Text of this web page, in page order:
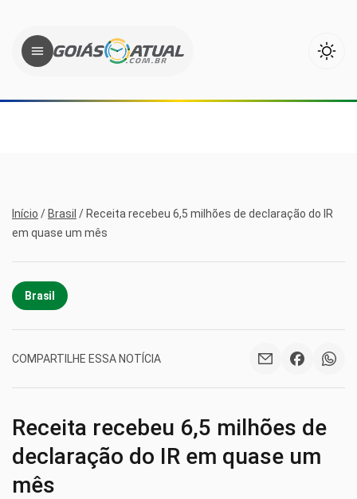
Início / Brasil / Receita recebeu 6,5 milhões de declaração do IR
em quase um mês
Brasil
COMPARTILHE ESSA NOTÍCIA
Receita recebeu 6,5 milhões de
declaração do IR em quase um
mês